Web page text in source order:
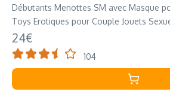
Débutants Menottes SM avec Masque
Toys Erotiques pour Couple Jouets
24€
104